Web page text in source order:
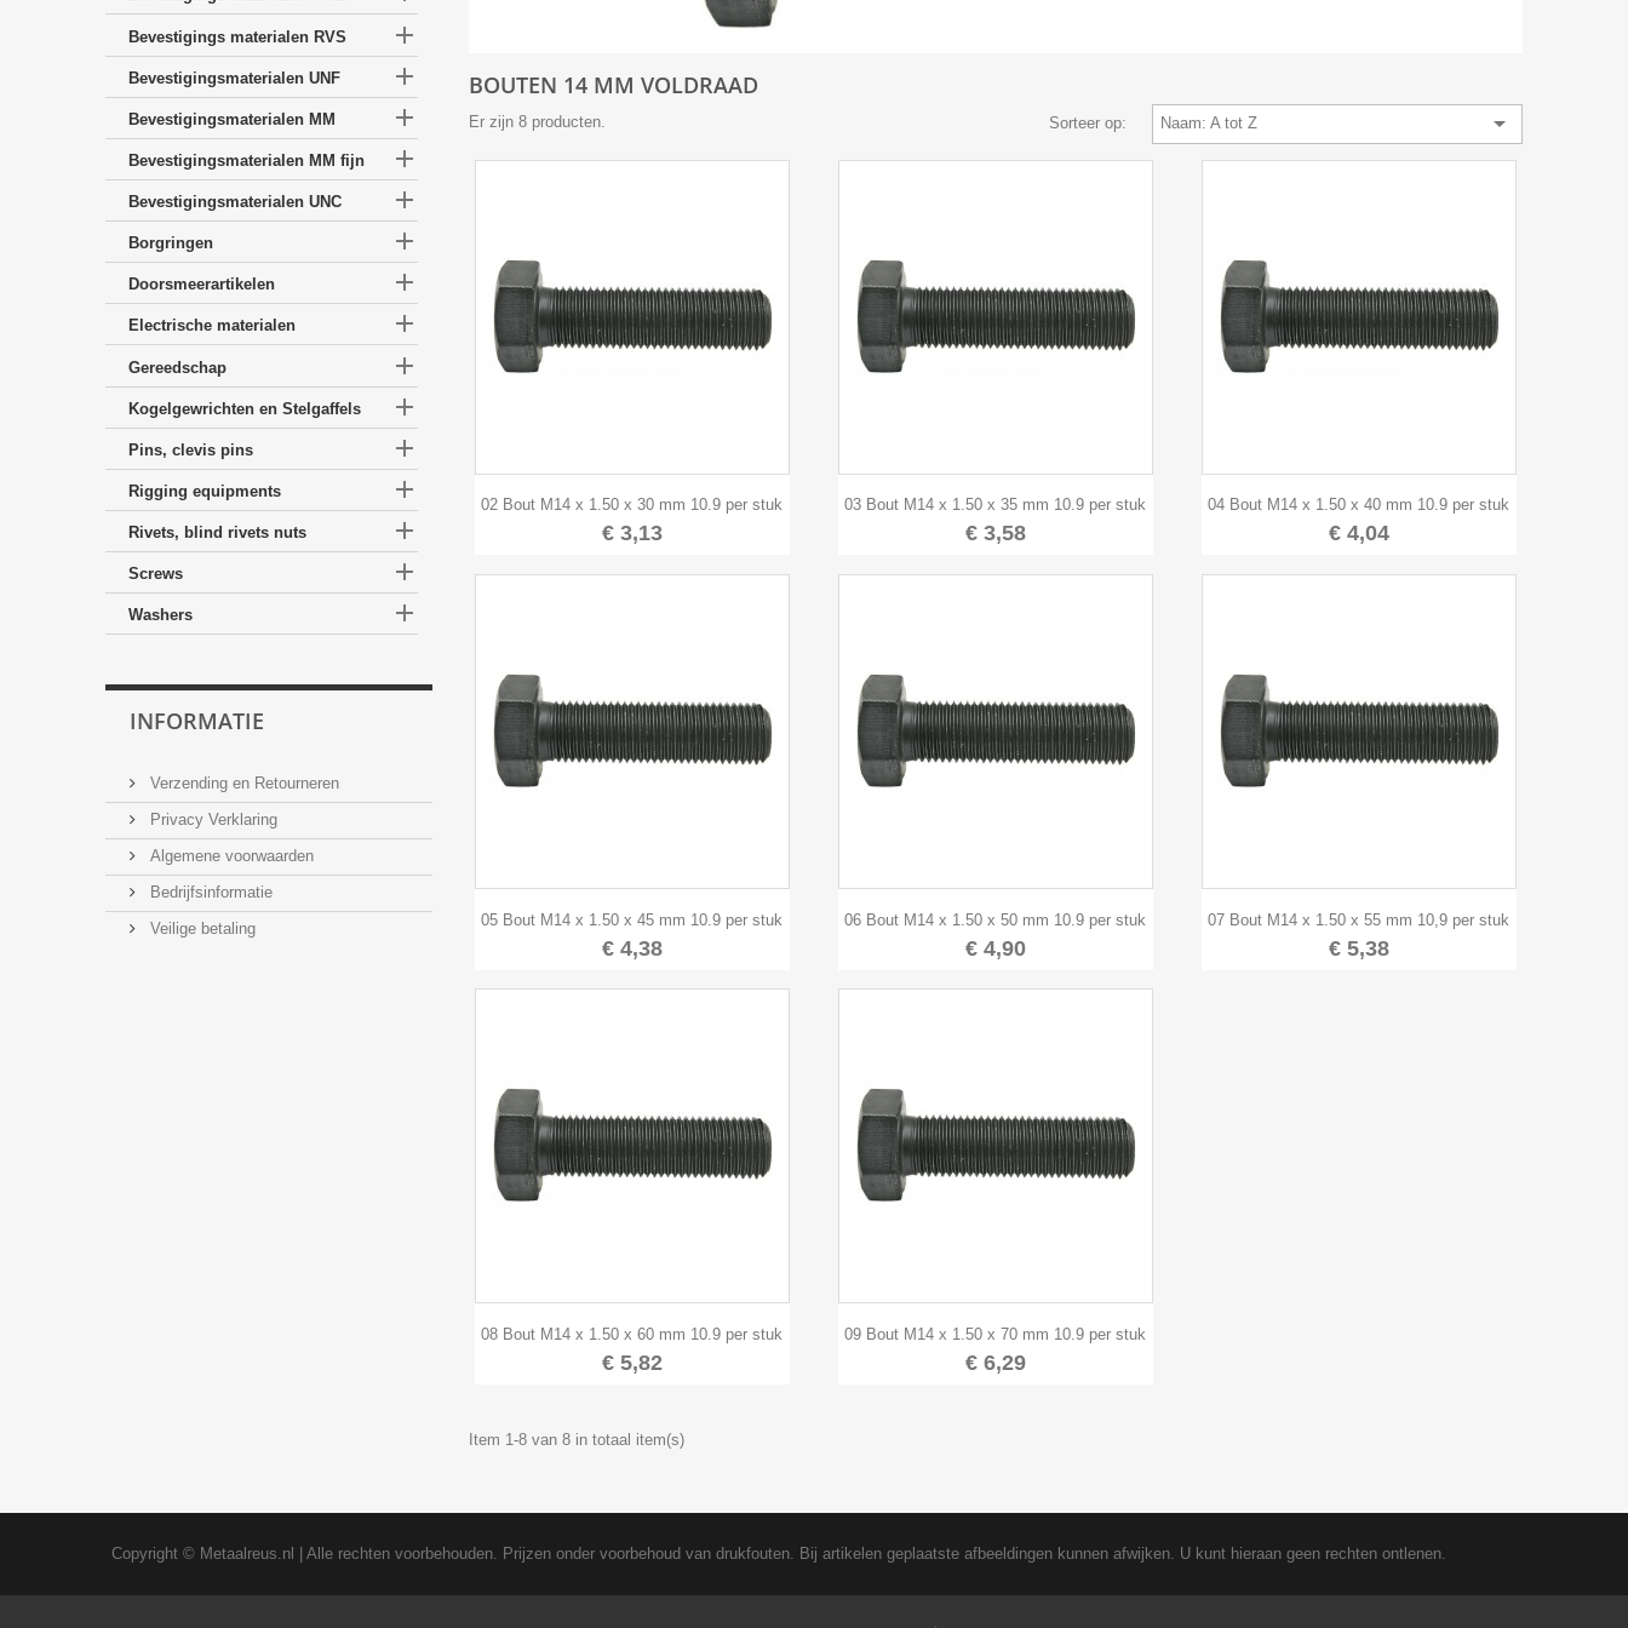
Bevestigings materialen RVS 
Bevestigingsmaterialen UNF 
Bevestigingsmaterialen MM 
Bevestigingsmaterialen MM fijn 
Bevestigingsmaterialen UNC 
Borgringen 
Doorsmeerartikelen 
Electrische materialen 
Gereedschap 
Kogelgewrichten en Stelgaffels 
Pins, clevis pins 
Rigging equipments 
Rivets, blind rivets nuts 
Screws 
Washers 
INFORMATIE
Verzending en Retourneren
Privacy Verklaring
Algemene voorwaarden
Bedrijfsinformatie
Veilige betaling
BOUTEN 14 MM VOLDRAAD
Er zijn 8 producten. Sorteer op: Naam: A tot Z 
Snel bekijken
02 Bout M14 x 1.50 x 30 mm 10.9 per stuk
€ 3,13
Snel bekijken
03 Bout M14 x 1.50 x 35 mm 10.9 per stuk
€ 3,58
Snel bekijken
04 Bout M14 x 1.50 x 40 mm 10.9 per stuk
€ 4,04

05 Bout M14 x 1.50 x 45 mm 10.9 per stuk
€ 4,38

06 Bout M14 x 1.50 x 50 mm 10.9 per stuk
€ 4,90

07 Bout M14 x 1.50 x 55 mm 10,9 per stuk
€ 5,38

08 Bout M14 x 1.50 x 60 mm 10.9 per stuk
€ 5,82

09 Bout M14 x 1.50 x 70 mm 10.9 per stuk
€ 6,29
Item 1-8 van 8 in totaal item(s)
Copyright © Metaalreus.nl | Alle rechten voorbehouden. Prijzen onder voorbehoud van drukfouten. Bij artikelen geplaatste afbeeldingen kunnen afwijken. U kunt hieraan geen rechten ontlenen.